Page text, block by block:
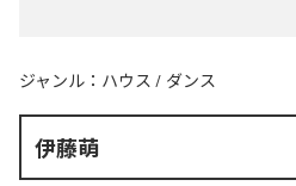
ジャンル： ハウス / ダンス
伊藤萌